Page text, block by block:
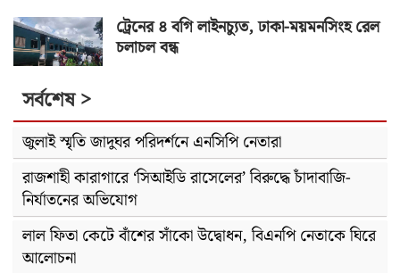
ট্রেনের ৪ বগি লাইনচ্যুত, ঢাকা-ময়মনসিংহ রেল
চলাচল বন্ধ
সর্বশেষ >
জুলাই স্মৃতি জাদুঘর পরিদর্শনে এনসিপি নেতারা
রাজশাহী কারাগারে ‘সিআইডি রাসেলের’ বিরুদ্ধে চাঁদাবাজি-
নির্যাতনের অভিযোগ
লাল ফিতা কেটে বাঁশের সাঁকো উদ্বোধন, বিএনপি নেতাকে ঘিরে
আলোচনা